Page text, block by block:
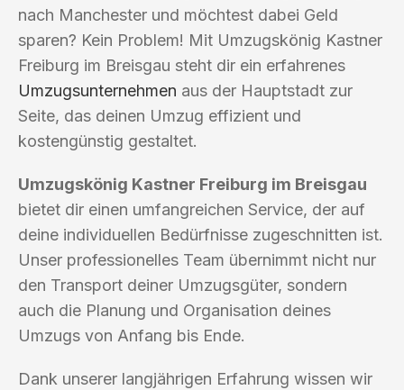
nach Manchester und möchtest dabei Geld
sparen? Kein Problem! Mit Umzugskönig Kastner
Freiburg im Breisgau steht dir ein erfahrenes
Umzugsunternehmen aus der Hauptstadt zur
Seite, das deinen Umzug effizient und
kostengünstig gestaltet.
Umzugskönig Kastner Freiburg im Breisgau
bietet dir einen umfangreichen Service, der auf
deine individuellen Bedürfnisse zugeschnitten ist.
Unser professionelles Team übernimmt nicht nur
den Transport deiner Umzugsgüter, sondern
auch die Planung und Organisation deines
Umzugs von Anfang bis Ende.
Dank unserer langjährigen Erfahrung wissen wir